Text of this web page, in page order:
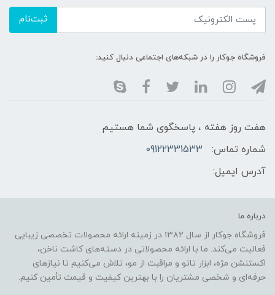
ثبت‌نام
فروشگاه جوکار را در شبکه‌های اجتماعی دنبال کنید:
هفت روز هفته ، پاسخگوی شما هستیم
شماره تماس:
09122331533
آدرس ایمیل:
درباره ما
فروشگاه جوکار از سال ۱۳۸۲ در زمینه ارائه محصولات تخصصی زیبایی
فعالیت می‌کند. ما با ارائه محصولاتی در دسته‌های کاشت ناخن،
اکستنشن مژه، ابزار تاتو و مراقبت از مو، تلاش می‌کنیم تا نیازهای
حرفه‌ای و شخصی مشتریان را با بهترین کیفیت و قیمت تأمین کنیم.